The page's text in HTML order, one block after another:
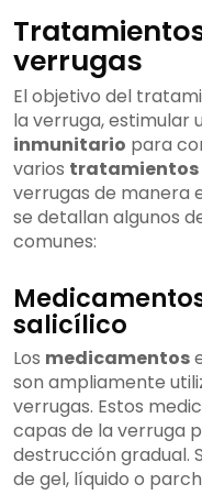
verrugas
El objetivo del
la verruga, estimular
inmunitario para
varios tratamientos
verrugas de manera
se detallan algunos
comunes:
salicílico
Los medicamentos
son ampliamente
verrugas. Estos
capas de la verruga
destrucción gradual.
de gel, líquido o